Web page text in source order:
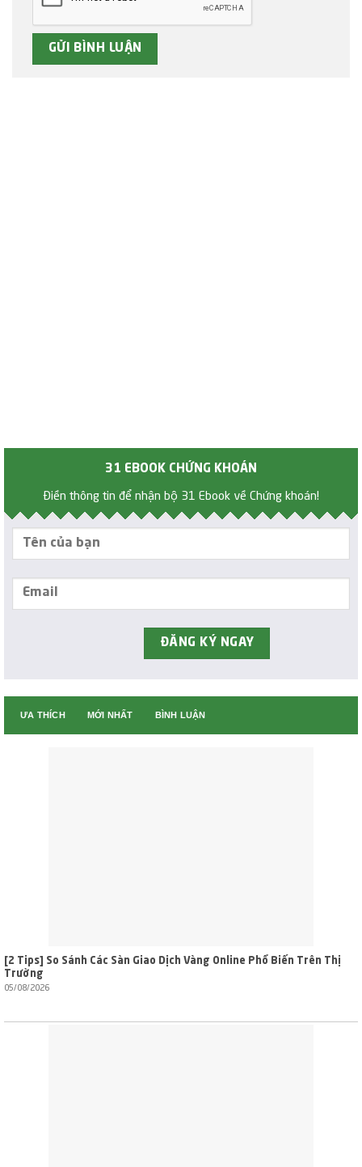
31 EBOOK CHỨNG KHOÁN
Điền thông tin để nhận bộ 31 Ebook về Chứng khoán!
ƯA THÍCH MỚI NHẤT BÌNH LUẬN
[2 Tips] So Sánh Các Sàn Giao Dịch Vàng Online Phổ Biến Trên Thị
Trường
05/08/2026